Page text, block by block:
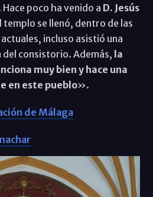
poco ha venido a D. Jesús
templo se llenó, dentro de las
incluso asistió una
consistorio. Además, la
muy bien y hace una
en este pueblo».
de Málaga